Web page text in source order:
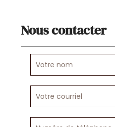
Nous contacter
nom
courriel